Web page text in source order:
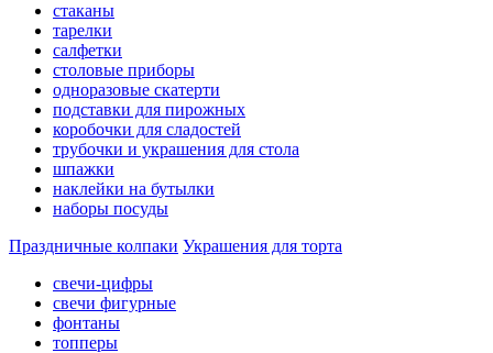
стаканы
тарелки
салфетки
столовые приборы
одноразовые скатерти
подставки для пирожных
коробочки для сладостей
трубочки и украшения для стола
шпажки
наклейки на бутылки
наборы посуды
Праздничные колпаки Украшения для торта
свечи-цифры
свечи фигурные
фонтаны
топперы